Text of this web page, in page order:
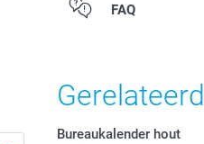
Alle prijzen zijn in
FAQ
Bureaukalender hout